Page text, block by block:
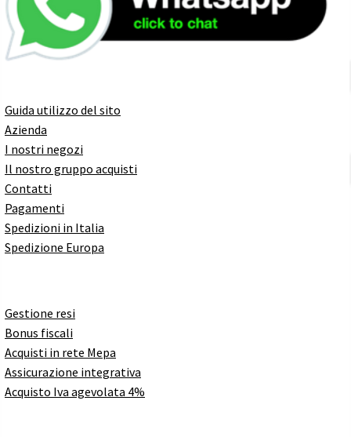
Guida utilizzo del sito
Azienda
I nostri negozi
Il nostro gruppo acquisti
Contatti
Pagamenti
Spedizioni in Italia
Spedizione Europa
Gestione resi
Bonus fiscali
Acquisti in rete Mepa
Assicurazione integrativa
Acquisto Iva agevolata 4%